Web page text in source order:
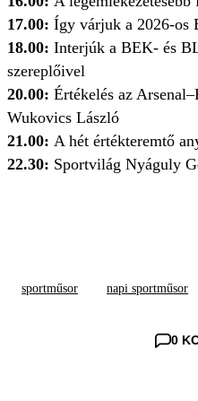
17.00: Így várjuk a 2026-os
18.00: Interjúk a BEK- és
szereplőivel
20.00: Értékelés az
Wukovics László
21.00: A hét értékteremtő
22.30: Sportvilág Nyáguly
sportműsor napi sportműsor
0